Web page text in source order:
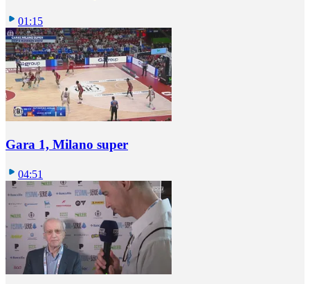
01:15
Gara 1, Milano super
04:51